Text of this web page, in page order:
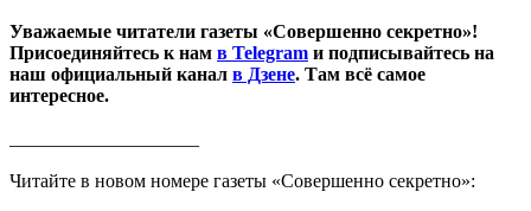
Уважаемые читатели газеты «Совершенно секретно»!
Присоединяйтесь к нам в Telegram и подписывайтесь на
наш официальный канал в Дзене. Там всё самое
интересное.
Читайте в новом номере газеты «Совершенно секретно»: